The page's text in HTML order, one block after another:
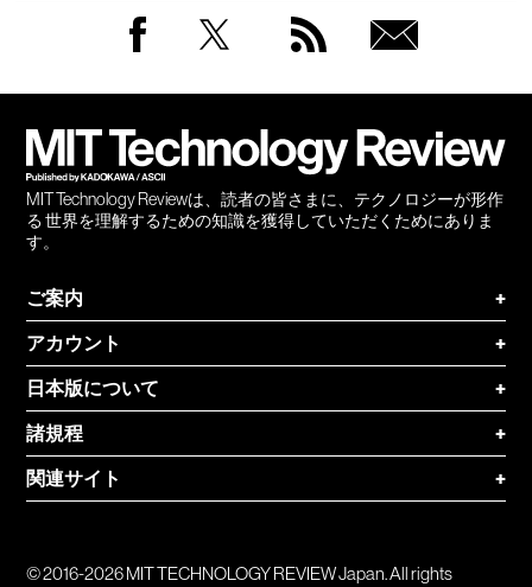
MIT Technology Reviewは、読者の皆さまに、テクノロジーが形作
る 世界を理解するための知識を獲得していただくためにありま
す。
ご案内
+
アカウント
+
日本版について
+
諸規程
+
関連サイト
+
© 2016-2026 MIT TECHNOLOGY REVIEW Japan. All rights